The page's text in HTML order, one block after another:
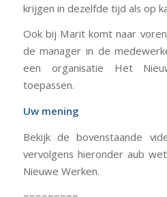
krijgen in dezelfde tijd als op
Ook bij Marit komt naar
de manager in de
een organisatie Het
toepassen.
Uw mening
Bekijk de bovenstaande
vervolgens hieronder aub
Nieuwe Werken.